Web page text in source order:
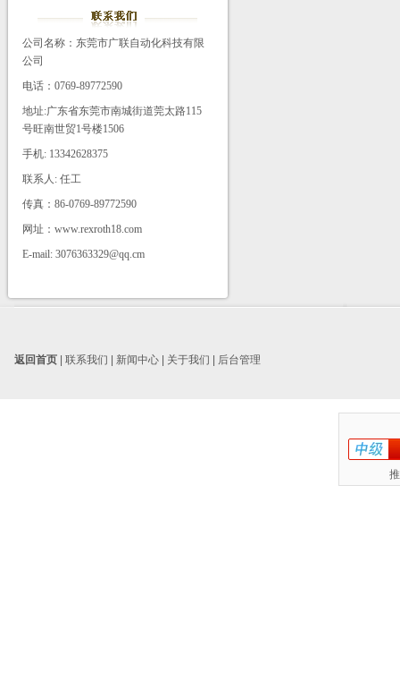
公司名称：东莞市广联自动化科技有限
公司
电话：0769-89772590
地址:广东省东莞市南城街道莞太路115
号旺南世贸1号楼1506
手机: 13342628375
联系人: 任工
传真：86-0769-89772590
网址：www.rexroth18.com
E-mail: 3076363329@qq.cm
返回首页 联系我们 新闻中心 关于我们 后台管理